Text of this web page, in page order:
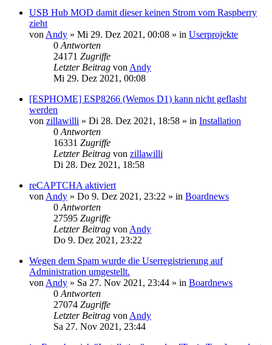
USB Hub MOD damit dieser keinen Strom vom Raspberry
zieht
von Andy » Mi 29. Dez 2021, 00:08 » in Userprojekte
0 Antworten
24171 Zugriffe
Letzter Beitrag von Andy
Mi 29. Dez 2021, 00:08
[ESPHOME] ESP8266 (Wemos D1) kann nicht geflasht
werden
von zillawilli » Di 28. Dez 2021, 18:58 » in Installation
0 Antworten
16331 Zugriffe
Letzter Beitrag von zillawilli
Di 28. Dez 2021, 18:58
reCAPTCHA aktiviert
von Andy » Do 9. Dez 2021, 23:22 » in Boardnews
0 Antworten
27595 Zugriffe
Letzter Beitrag von Andy
Do 9. Dez 2021, 23:22
Wegen dem Spam wurde die Userregistrierung auf
Administration umgestellt.
von Andy » Sa 27. Nov 2021, 23:44 » in Boardnews
0 Antworten
27074 Zugriffe
Letzter Beitrag von Andy
Sa 27. Nov 2021, 23:44